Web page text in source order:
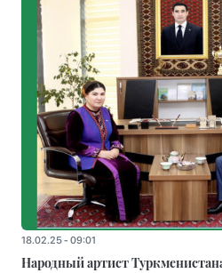
18.02.25 - 09:01
Народный артист